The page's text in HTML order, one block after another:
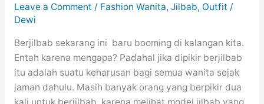
Leave a Comment / Fashion Wanita, Jilbab, Outfit /
Dewi
Berjilbab sekarang ini baru booming di kalangan kita.
Entah karena mengapa? Padahal jika dipikir berjilbab
itu adalah suatu keharusan bagi semua wanita sejak
jaman dahulu. Masih banyak orang yang berpikir dua